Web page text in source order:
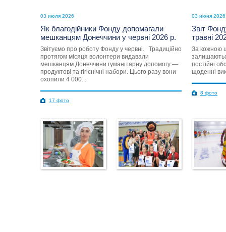
03 июля 2026
Як благодійники Фонду допомагали
мешканцям Донеччини у червні 2026 р.
Звітуємо про роботу Фонду у червні. Традиційно
протягом місяця волонтери видавали
мешканцям Донеччини гуманітарну допомогу —
продуктові та гігієнічні набори. Цього разу вони
охопили 4 000...
17 фото
03 июня 2026
Звіт
травні
За кожною
постійні
щоденні
8 фото